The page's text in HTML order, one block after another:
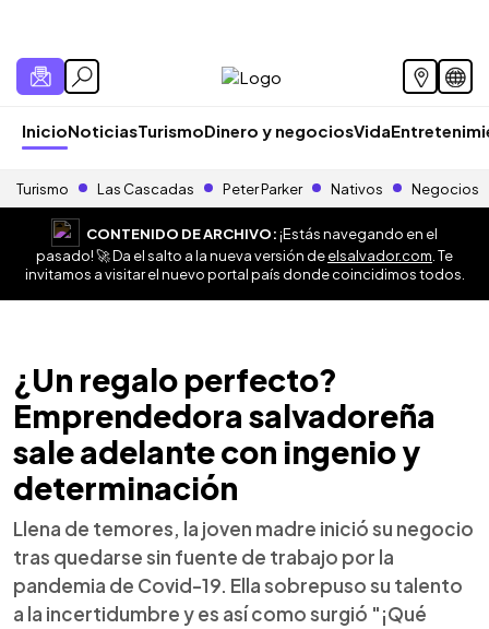
InicioNoticiasTurismoDinero y negociosVida
Turismo Las Cascadas Peter Parker Nativos Negocios
CONTENIDO DE ARCHIVO:¡Estás navegando en el
pasado! 🚀 Da el salto a la nueva versión deelsalvador.com . Te
invitamos a visitar el nuevo portal país donde coincidimos todos.
¿Un regalo perfecto?
Emprendedora salvadoreña
sale adelante con ingenio y
determinación
Llena de temores, la joven madre inició su negocio
tras quedarse sin fuente de trabajo por la
pandemia de Covid-19. Ella sobrepuso su talento
a la incertidumbre y es así como surgió "¡Qué